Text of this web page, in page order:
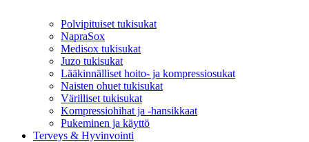
Polvipituiset tukisukat
NapraSox
Medisox tukisukat
Juzo tukisukat
Lääkinnälliset hoito- ja kompressiosukat
Naisten ohuet tukisukat
Värilliset tukisukat
Kompressiohihat ja -hansikkaat
Pukeminen ja käyttö
Terveys & Hyvinvointi